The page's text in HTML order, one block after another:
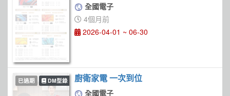
全國電子
4個月前
2026-04-01 ~ 06-30
已過期 DM型錄 廚衛家電 一次到位
全國電子